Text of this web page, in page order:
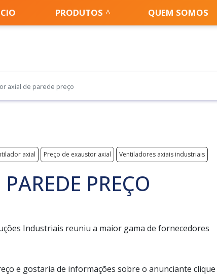
PRODUTOS QUEM SOMOS
axial de parede preço
axial Preço de exaustor axial Ventiladores axiais industriais
PREÇO
Industriais reuniu a maior gama de fornecedores
e gostaria de informações sobre o anunciante clique